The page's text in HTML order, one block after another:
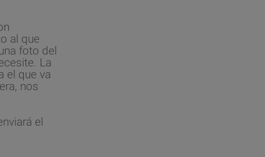
al que
foto del
La
el que va
nos
el